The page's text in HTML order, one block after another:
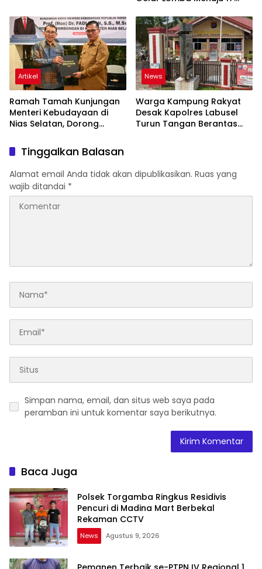
Artikel
Ramah Tamah Kunjungan
Menteri Kebudayaan di
Nias Selatan, Dorong
Target UNESCO
News
Warga Kampung Rakyat
Desak Kapolres Labusel
Turun Tangan Berantas
Tinggalkan Balasan
Alamat email Anda tidak akan dipublikasikan. Ruas yang
wajib ditandai *
Simpan nama, email, dan situs web saya pada
peramban ini untuk komentar saya berikutnya.
Baca Juga
Polsek Torgamba Ringkus Residivis
Pencuri di Madina Mart Berbekal
Rekaman CCTV
News Agustus 9, 2026